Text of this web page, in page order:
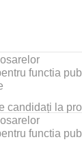
functia
candidați la
functia